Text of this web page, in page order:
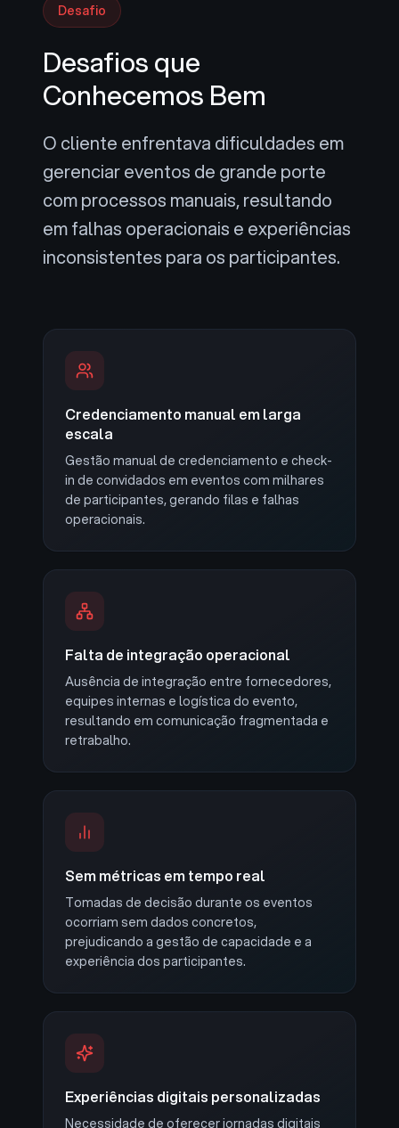
Desafio
Desafios que
Conhecemos Bem
O cliente enfrentava dificuldades em
gerenciar eventos de grande porte
com processos manuais, resultando
em falhas operacionais e experiências
inconsistentes para os participantes.
Credenciamento manual em larga
escala
Gestão manual de credenciamento e check-
in de convidados em eventos com milhares
de participantes, gerando filas e falhas
operacionais.
Falta de integração operacional
Ausência de integração entre fornecedores,
equipes internas e logística do evento,
resultando em comunicação fragmentada e
retrabalho.
Sem métricas em tempo real
Tomadas de decisão durante os eventos
ocorriam sem dados concretos,
prejudicando a gestão de capacidade e a
experiência dos participantes.
Experiências digitais personalizadas
Necessidade de oferecer jornadas digitais